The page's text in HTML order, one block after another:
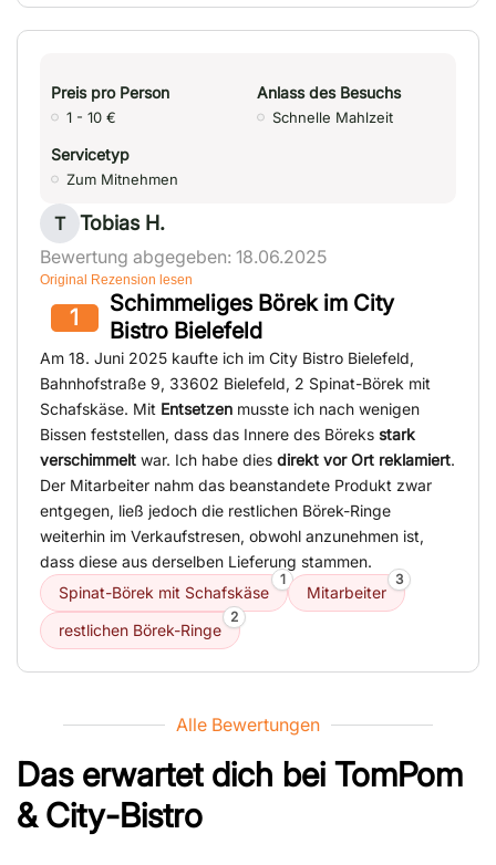
Preis pro Person
1 - 10 €
Anlass des Besuchs
Schnelle Mahlzeit
Servicetyp
Zum Mitnehmen
T Tobias H.
Bewertung abgegeben: 18.06.2025
Original Rezension lesen
1
Schimmeliges Börek im City
Bistro Bielefeld
Am 18. Juni 2025 kaufte ich im City Bistro Bielefeld,
Bahnhofstraße 9, 33602 Bielefeld, 2 Spinat-Börek mit
Schafskäse. Mit Entsetzen musste ich nach wenigen
Bissen feststellen, dass das Innere des Böreks stark
verschimmelt war. Ich habe dies direkt vor Ort reklamiert.
Der Mitarbeiter nahm das beanstandete Produkt zwar
entgegen, ließ jedoch die restlichen Börek-Ringe
weiterhin im Verkaufstresen, obwohl anzunehmen ist,
dass diese aus derselben Lieferung stammen.
Spinat-Börek mit Schafskäse
1
Mitarbeiter
3
restlichen Börek-Ringe
2
Alle Bewertungen
Das erwartet dich bei TomPom
& City-Bistro